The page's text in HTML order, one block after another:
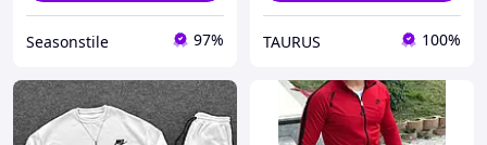
Seasonstile 97% TAURUS 100%